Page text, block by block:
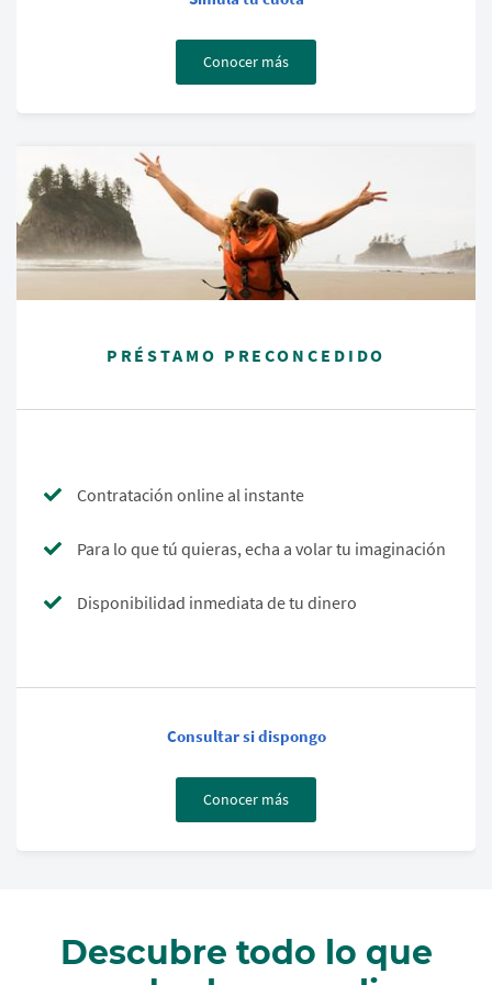
Conocer más
PRÉSTAMO PRECONCEDIDO
Contratación online al instante
Para lo que tú quieras, echa a volar tu imaginación
Disponibilidad inmediata de tu dinero
Consultar si dispongo
Conocer más
Descubre todo lo que